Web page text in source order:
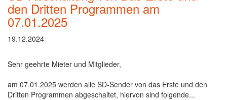
den Dritten Programmen am
07.01.2025
19.12.2024
Sehr geehrte Mieter und Mitglieder,
am 07.01.2025 werden alle SD-Sender von das Erste und den
Dritten Programmen abgeschaltet, hiervon sind folgende...